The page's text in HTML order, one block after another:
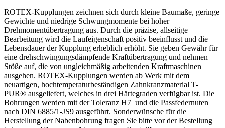
ROTEX-Kupplungen zeichnen sich durch kleine Baumaße, geringe
Gewichte und niedrige Schwungmomente bei hoher
Drehmomentübertragung aus. Durch die präzise, allseitige
Bearbeitung wird die Laufeigenschaft positiv beeinflusst und die
Lebensdauer der Kupplung erheblich erhöht. Sie geben Gewähr für
eine drehschwingungsdämpfende Kraftübertragung und nehmen
Stöße auf, die von ungleichmäßig arbeitenden Kraftmaschinen
ausgehen. ROTEX-Kupplungen werden ab Werk mit dem
neuartigen, hochtemperaturbeständigen Zahnkranzmaterial T-
PUR® ausgeliefert, welches in drei Härtegraden verfügbar ist. Die
Bohrungen werden mit der Toleranz H7 und die Passfedernuten
nach DIN 6885/1-JS9 ausgeführt. Sonderwünsche für die
Herstellung der Nabenbohrung fragen Sie bitte vor der Bestellung